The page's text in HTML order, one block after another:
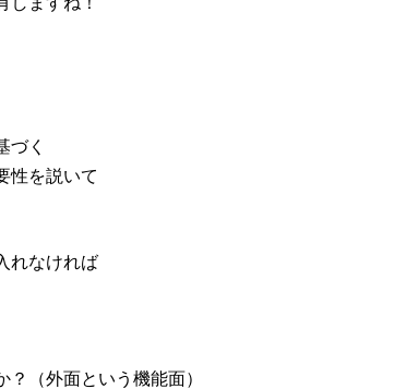
づく
性を説いて
れなければ
（外面という機能面）